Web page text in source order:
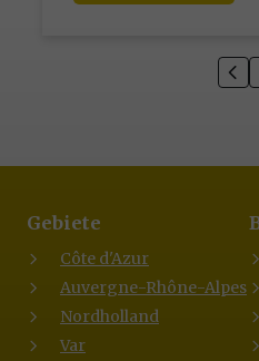
Gebiete
Côte d'Azur
Auvergne-Rhône-Alpes
Nordholland
Var